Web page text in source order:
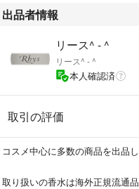
#リップ
#サクラヴェールリップ
#オフィス
#リップクリーム
#リップスクラブ
出品者情報
リース^ - ^
リース^ - ^
本人確認済
取引の評価
コスメ中心に多数の商品を出品し
取り扱いの香水は海外正規流通